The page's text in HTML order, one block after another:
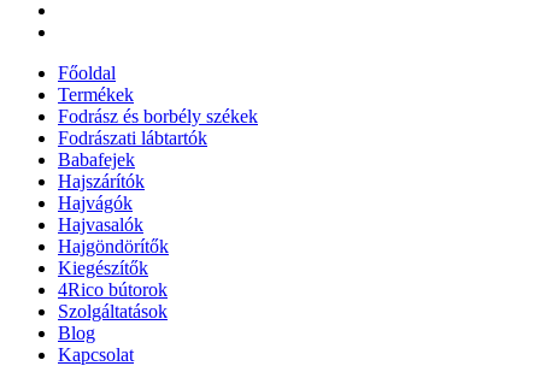
Főoldal
Termékek
Fodrász és borbély székek
Fodrászati lábtartók
Babafejek
Hajszárítók
Hajvágók
Hajvasalók
Hajgöndörítők
Kiegészítők
4Rico bútorok
Szolgáltatások
Blog
Kapcsolat